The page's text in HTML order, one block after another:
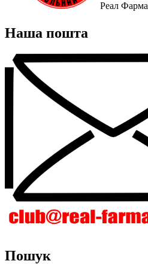
Реал Фарма
Наша пошта
Пошук